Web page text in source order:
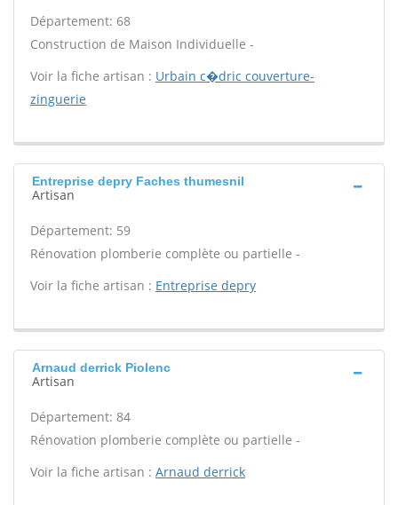
Département: 68
Construction de Maison Individuelle -
Voir la fiche artisan : Urbain c�dric couverture-
zinguerie
Entreprise depry Faches thumesnil
Artisan
Département: 59
Rénovation plomberie complète ou partielle -
Voir la fiche artisan : Entreprise depry
Arnaud derrick Piolenc
Artisan
Département: 84
Rénovation plomberie complète ou partielle -
Voir la fiche artisan : Arnaud derrick